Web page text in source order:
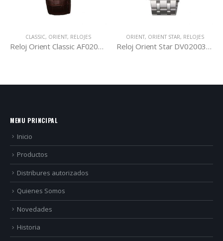
CLASSIC, ORIENT, RELOJES
Reloj Orient Classic AF02005S
ORIENT, ORIENT STAR, RELOJES
Reloj Orient Star DV02003W
MENU PRINCIPAL
Inicio
Productos
Distribures autorizados
Quienes Somos
Novedades
Historia